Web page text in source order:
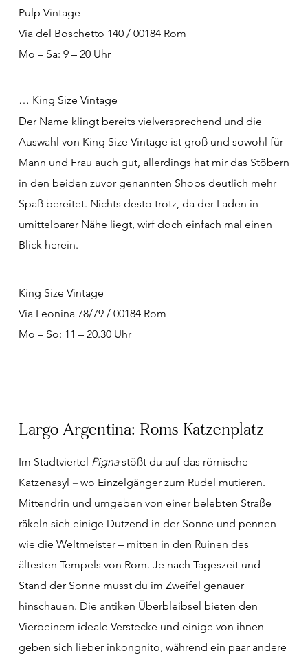
Pulp Vintage
Via del Boschetto 140 / 00184 Rom
Mo – Sa: 9 – 20 Uhr
… King Size Vintage
Der Name klingt bereits vielversprechend und die
Auswahl von King Size Vintage ist groß und sowohl für
Mann und Frau auch gut, allerdings hat mir das Stöbern
in den beiden zuvor genannten Shops deutlich mehr
Spaß bereitet. Nichts desto trotz, da der Laden in
umittelbarer Nähe liegt, wirf doch einfach mal einen
Blick herein.
King Size Vintage
Via Leonina 78/79 / 00184 Rom
Mo – So: 11 – 20.30 Uhr
Largo Argentina: Roms Katzenplatz
Im Stadtviertel Pignastößt du auf das römische
Katzenasyl –wo Einzelgänger zum Rudel mutieren.
Mittendrin und umgeben von einer belebten Straße
räkeln sich einige Dutzend in der Sonne und pennen
wie die Weltmeister – mitten in den Ruinen des
ältesten Tempels von Rom. Je nach Tageszeit und
Stand der Sonne musst du im Zweifel genauer
hinschauen. Die antiken Überbleibsel bieten den
Vierbeinern ideale Verstecke und einige von ihnen
geben sich lieber inkongnito, während ein paar andere